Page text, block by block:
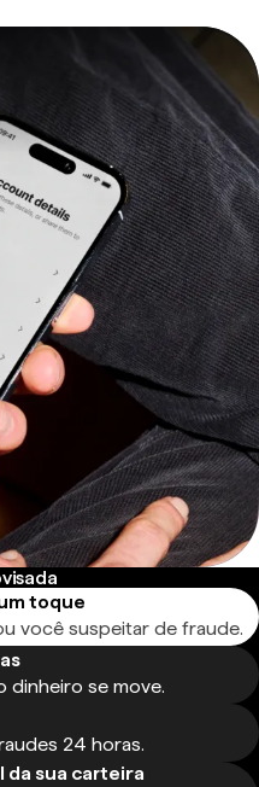
toque
você suspeitar de fraude.
dinheiro se move.
24 horas.
sua carteira